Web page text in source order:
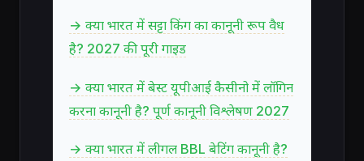
→ क्या भारत में सट्टा किंग का कानूनी रूप वैध
है? 2027 की पूरी गाइड
→ क्या भारत में बेस्ट यूपीआई कैसीनो में लॉगिन
करना कानूनी है? पूर्ण कानूनी विश्लेषण 2027
→ क्या भारत में लीगल BBL बेटिंग कानूनी है?